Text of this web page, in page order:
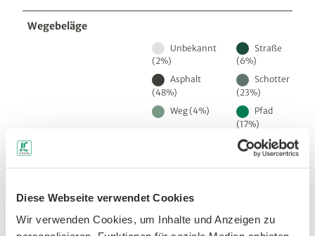
Diese Webseite verwendet Cookies
Wir verwenden Cookies, um Inhalte und Anzeigen zu
Wegebeläge
Unbekannt
(2%)
Straße
(6%)
Asphalt
(48%)
Schotter
(23%)
Weg (4%)
Pfad
(17%)
Beste Jahreszeit
Feb Mär Apr Jun